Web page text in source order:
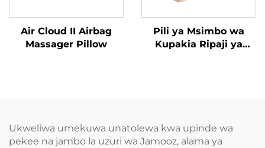
Air Cloud II Airbag
Massager Pillow
Pili ya Msimbo wa
Kupakia Ripaji ya
Ukweliwa umekuwa unatolewa kwa upinde wa
pekee na jambo la uzuri wa Jamooz, alama ya